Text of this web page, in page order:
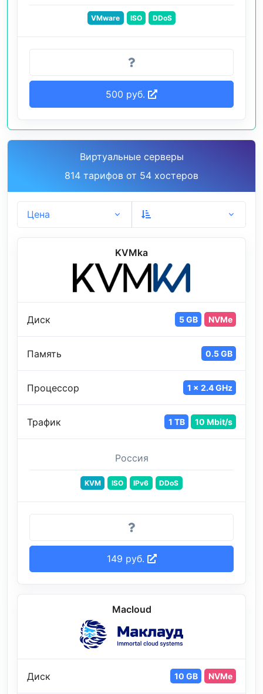
VMware ISO DDoS
500 руб.
Виртуальные серверы
814 тарифов от 54 хостеров
Цена
KVMka
Диск 5 GB NVMe
Память 0.5 GB
Процессор 1 x 2.4 GHz
Трафик 1 TB 10 Mbit/s
Россия
KVM ISO IPv6 DDoS
149 руб.
Macloud
Диск 10 GB NVMe